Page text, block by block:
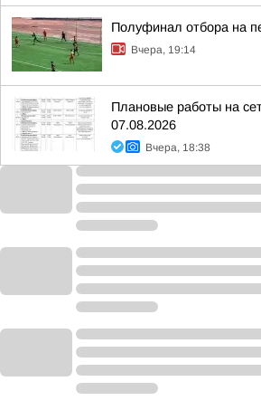
Полуфинал отбора на
Вчера, 19:14
Плановые работы на
07.08.2026
Вчера, 18:38